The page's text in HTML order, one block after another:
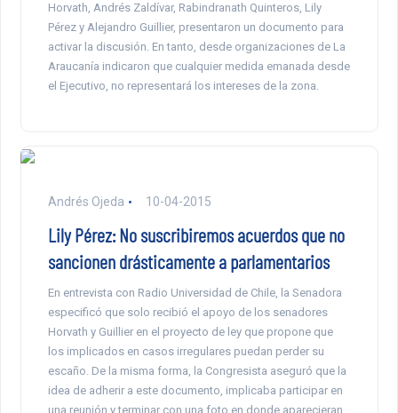
Horvath, Andrés Zaldívar, Rabindranath Quinteros, Lily
Pérez y Alejandro Guillier, presentaron un documento para
activar la discusión. En tanto, desde organizaciones de La
Araucanía indicaron que cualquier medida emanada desde
el Ejecutivo, no representará los intereses de la zona.
Andrés Ojeda 10-04-2015
Lily Pérez: No suscribiremos acuerdos que no
sancionen drásticamente a parlamentarios
En entrevista con Radio Universidad de Chile, la Senadora
especificó que solo recibió el apoyo de los senadores
Horvath y Guillier en el proyecto de ley que propone que
los implicados en casos irregulares puedan perder su
escaño. De la misma forma, la Congresista aseguró que la
idea de adherir a este documento, implicaba participar en
una reunión y terminar con una foto en donde aparecieran